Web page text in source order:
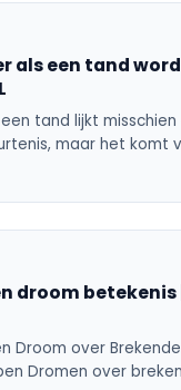
als een tand
tand lijkt misschien
maar het komt
droom betekenis |
Droom over
Dromen over